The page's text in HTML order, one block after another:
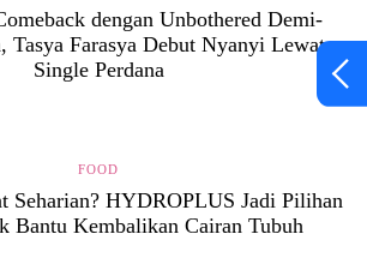
dengan Unbothered Demi-
Tasya Farasya Debut Nyanyi Lewat
Single Perdana
FOOD
Seharian? HYDROPLUS Jadi Pilihan
Bantu Kembalikan Cairan Tubuh